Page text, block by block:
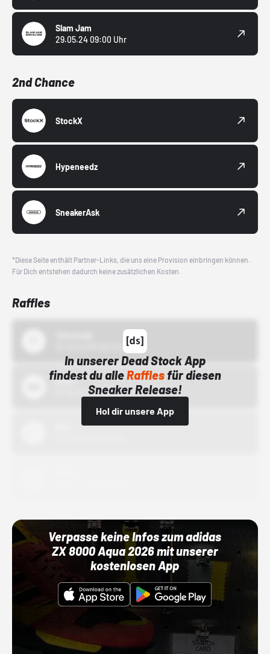
Slam Jam
29.05.24 09:00 Uhr
2nd Chance
StockX
Hypeneedz
SneakerAsk
*Diese Seite enthält Partner-Links, die uns eine Provision einbringen können.
Für Dich entstehen dadurch keine zusätzlichen Kosten.
Raffles
In unserer Dead Stock App
findest du alleRafflesfür diesen
Sneaker Release!
Hol dir unsere App
Bstn
01.10.22 00:00 Uhr
Verpasse keine Infos zum adidas
ZX 8000 Aqua 2026 mit unserer
kostenlosen App